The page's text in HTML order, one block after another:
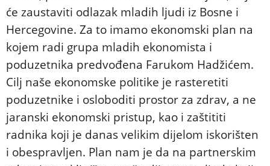
će zaustaviti odlazak mladih ljudi iz Bosne i
Hercegovine. Za to imamo ekonomski plan na
kojem radi grupa mladih ekonomista i
poduzetnika predvođena Farukom Hadžićem.
Cilj naše ekonomske politike je rasteretiti
poduzetnike i osloboditi prostor za zdrav, a ne
jaranski ekonomski pristup, kao i zaštititi
radnika koji je danas velikim dijelom iskorišten
i obespravljen. Plan nam je da na partnerskim